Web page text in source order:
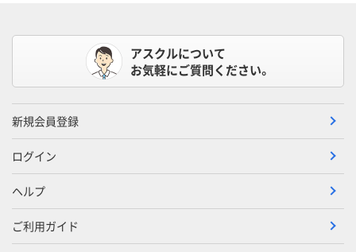
アスクルについて
お気軽にご質問ください。
新規会員登録
ログイン
ヘルプ
ご利用ガイド